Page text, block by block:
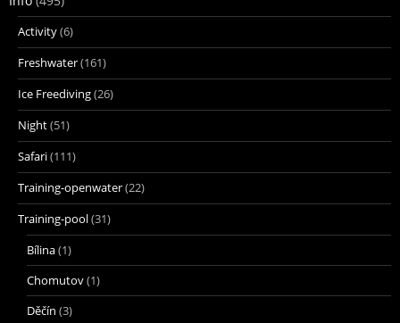
Activity(6)
Freshwater(161)
Ice Freediving(26)
Night(51)
Safari(111)
Training-openwater(22)
Training-pool(31)
Bílina(1)
Chomutov(1)
Děčín (3)